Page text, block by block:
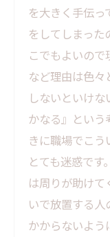
を大きく手伝
をしてしまっ
こでもよいので
など理由は色
しないといけ
かなる』という
きに職場でこ
とても迷惑で
は周りが助け
いで放置する
かからないよう